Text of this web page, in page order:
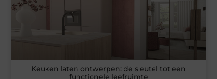
Keuken laten ontwerpen: de sleutel tot een
functionele leefruimte